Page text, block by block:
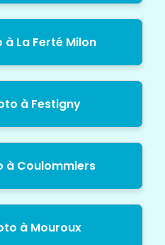
La Ferté Milon
à Festigny
à Coulommiers
à Mouroux